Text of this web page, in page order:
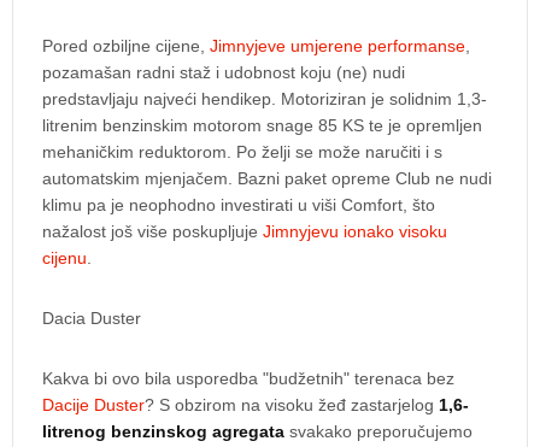
Pored ozbiljne cijene, Jimnyjeve umjerene performanse,
pozamašan radni staž i udobnost koju (ne) nudi
predstavljaju najveći hendikep. Motoriziran je solidnim 1,3-
litrenim benzinskim motorom snage 85 KS te je opremljen
mehaničkim reduktorom. Po želji se može naručiti i s
automatskim mjenjačem. Bazni paket opreme Club ne nudi
klimu pa je neophodno investirati u viši Comfort, što
nažalost još više poskupljuje Jimnyjevu ionako visoku
cijenu.
Dacia Duster
Kakva bi ovo bila usporedba "budžetnih" terenaca bez
Dacije Duster? S obzirom na visoku žeđ zastarjelog 1,6-
litrenog benzinskog agregata svakako preporučujemo